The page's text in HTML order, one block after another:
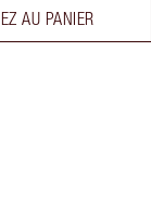
AU PANIER